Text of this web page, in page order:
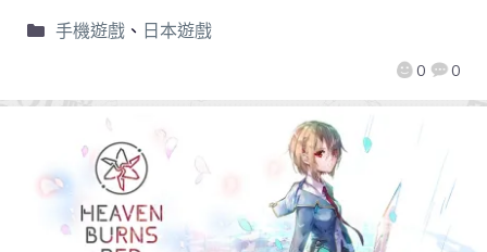
0 0
手機遊戲、 日本遊戲